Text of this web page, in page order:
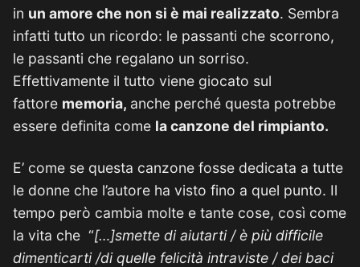
in un amore che non si è mai realizzato. Sembra
infatti tutto un ricordo: le passanti che scorrono,
le passanti che regalano un sorriso.
Effettivamente il tutto viene giocato sul
fattore memoria, anche perché questa potrebbe
essere definita come la canzone del rimpianto.
E’ come se questa canzone fosse dedicata a tutte
le donne che l’autore ha visto fino a quel punto. Il
tempo però cambia molte e tante cose, così come
la vita che “[…]smette di aiutarti / è più difficile
dimenticarti /di quelle felicità intraviste / dei baci